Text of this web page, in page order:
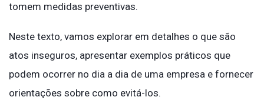
tomem medidas preventivas.
Neste texto, vamos explorar em detalhes o que são
atos inseguros, apresentar exemplos práticos que
podem ocorrer no dia a dia de uma empresa e fornecer
orientações sobre como evitá-los.